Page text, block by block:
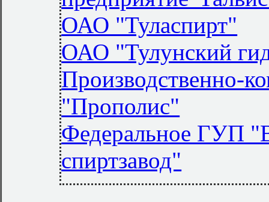
ОАО "Туласпирт"
ОАО "Тулунский
Производственно-
"Прополис"
Федеральное ГУП
спиртзавод"